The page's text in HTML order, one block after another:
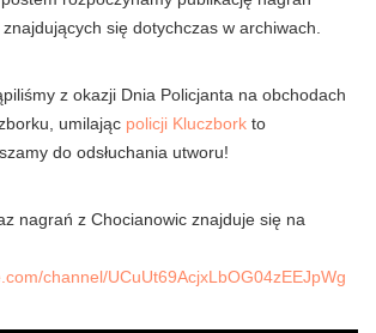
się dotychczas w archiwach.
z okazji Dnia Policjanta na obchodach
umilając policji Kluczbork to
do odsłuchania utworu!
nagrań z Chocianowic znajduje się na
channel/UCuUt69AcjxLbOG04zEEJpWg